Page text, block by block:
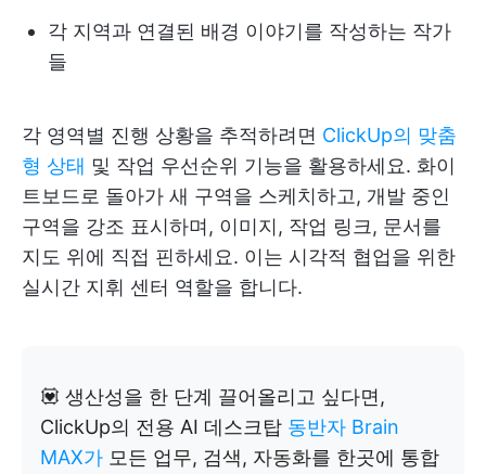
각 지역과 연결된 배경 이야기를 작성하는 작가
들
각 영역별 진행 상황을 추적하려면 ClickUp의 맞춤
형 상태 및 작업 우선순위 기능을 활용하세요. 화이
트보드로 돌아가 새 구역을 스케치하고, 개발 중인
구역을 강조 표시하며, 이미지, 작업 링크, 문서를
지도 위에 직접 핀하세요. 이는 시각적 협업을 위한
실시간 지휘 센터 역할을 합니다.
💟 생산성을 한 단계 끌어올리고 싶다면,
ClickUp의 전용 AI 데스크탑 동반자 Brain
MAX가 모든 업무, 검색, 자동화를 한곳에 통합